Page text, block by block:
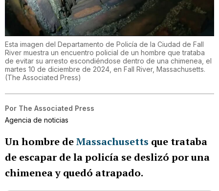
Esta imagen del Departamento de Policía de la Ciudad de Fall
River muestra un encuentro policial de un hombre que trataba
de evitar su arresto escondiéndose dentro de una chimenea, el
martes 10 de diciembre de 2024, en Fall River, Massachusetts.
(The Associated Press)
Por The Associated Press
Agencia de noticias
Un hombre deMassachusetts que trataba
de escapar de la policía se deslizó por una
chimenea y quedó atrapado.